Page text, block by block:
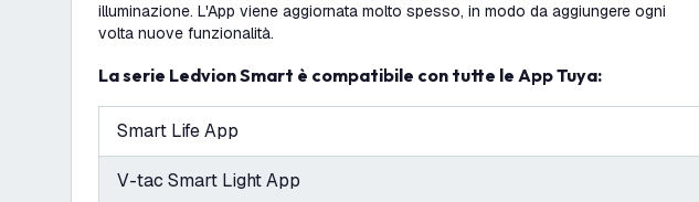
illuminazione. L'App viene aggiornata molto spesso, in modo da aggiungere ogni
volta nuove funzionalità.
La serie Ledvion Smart è compatibile con tutte le App Tuya:
Smart Life App
V-tac Smart Light App